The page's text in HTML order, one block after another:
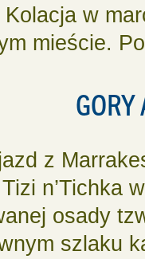
w
mieście.
z
n’Tichka
osady
szlaku